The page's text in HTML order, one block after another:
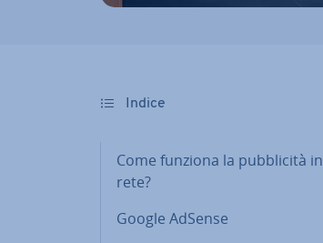
Indice
Come funziona la pub­bli­ci­tà in
rete?
Google AdSense